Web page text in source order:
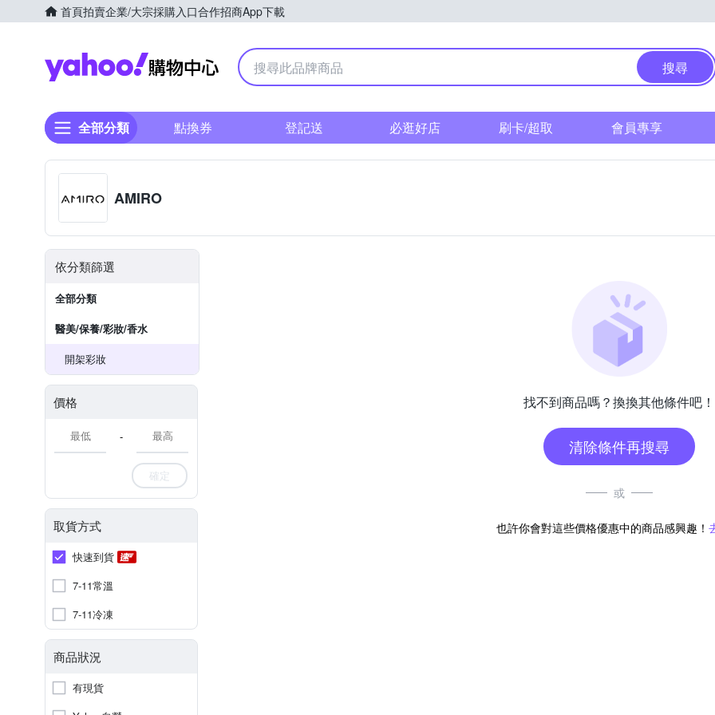
首頁拍賣企業/大宗採購入口合作招商App下載
Yahoo購物中心
搜尋
全部分類 點換券 登記送 必逛好店 刷卡/超取 會員專享
AMIRO
依分類篩選
全部分類
醫美/保養/彩妝/香水
開架彩妝
價格
-
確定
取貨方式
快速到貨
7-11常溫
7-11冷凍
商品狀況
有現貨
找不到商品嗎？換換其他條件吧！
清除條件再搜尋
或
也許你會對這些價格優惠中的商品感興趣！